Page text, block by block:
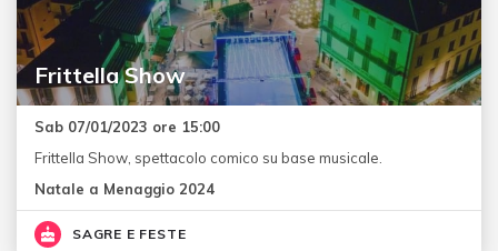
Frittella Show
Sab 07/01/2023 ore 15:00
Frittella Show, spettacolo comico su base musicale.
Natale a Menaggio 2024
SAGRE E FESTE